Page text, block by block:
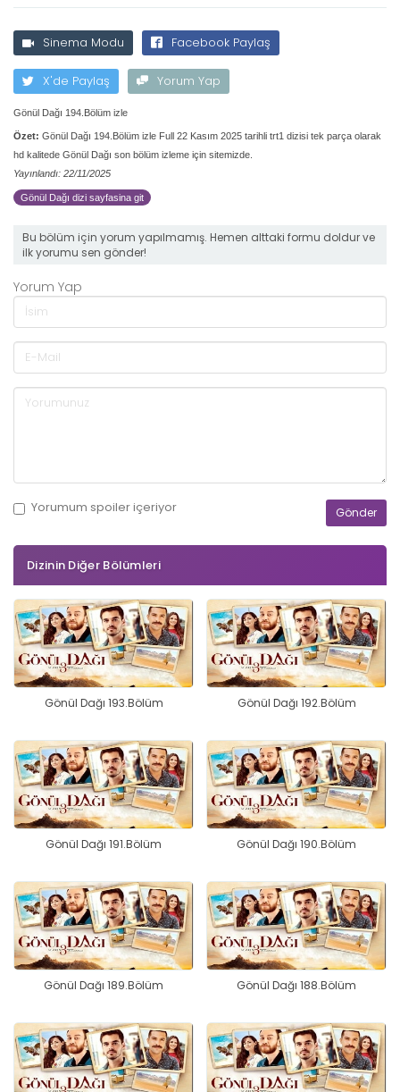
Sinema Modu Facebook Paylaş
X'de Paylaş Yorum Yap
Gönül Dağı 194.Bölüm izle
Özet: Gönül Dağı 194.Bölüm izle Full 22 Kasım 2025 tarihli trt1 dizisi tek parça olarak
hd kalitede Gönül Dağı son bölüm izleme için sitemizde.
Yayınlandı: 22/11/2025
Gönül Dağı dizi sayfasina git
Bu bölüm için yorum yapılmamış. Hemen alttaki formu doldur ve
ilk yorumu sen gönder!
Yorum Yap
Yorumum spoileriçeriyor
Dizinin Diğer Bölümleri
Gönül Dağı 193.Bölüm Gönül Dağı 192.Bölüm
Gönül Dağı 191.Bölüm Gönül Dağı 190.Bölüm
Gönül Dağı 189.Bölüm Gönül Dağı 188.Bölüm